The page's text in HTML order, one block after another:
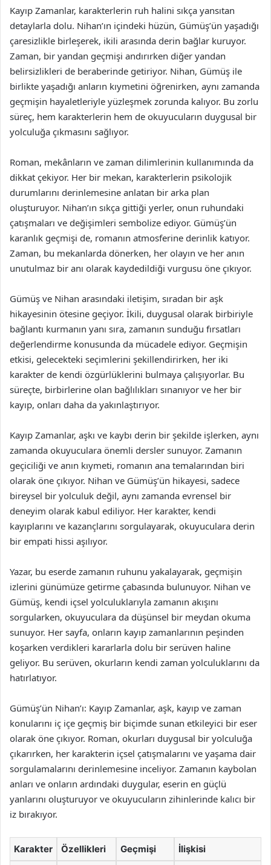
Kayıp Zamanlar, karakterlerin ruh halini sıkça yansıtan
detaylarla dolu. Nihan’ın içindeki hüzün, Gümüş’ün yaşadığı
çaresizlikle birleşerek, ikili arasında derin bağlar kuruyor.
Zaman, bir yandan geçmişi andırırken diğer yandan
belirsizlikleri de beraberinde getiriyor. Nihan, Gümüş ile
birlikte yaşadığı anların kıymetini öğrenirken, aynı zamanda
geçmişin hayaletleriyle yüzleşmek zorunda kalıyor. Bu zorlu
süreç, hem karakterlerin hem de okuyucuların duygusal bir
yolculuğa çıkmasını sağlıyor.
Roman, mekânların ve zaman dilimlerinin kullanımında da
dikkat çekiyor. Her bir mekan, karakterlerin psikolojik
durumlarını derinlemesine anlatan bir arka plan
oluşturuyor. Nihan’ın sıkça gittiği yerler, onun ruhundaki
çatışmaları ve değişimleri sembolize ediyor. Gümüş’ün
karanlık geçmişi de, romanın atmosferine derinlik katıyor.
Zaman, bu mekanlarda dönerken, her olayın ve her anın
unutulmaz bir anı olarak kaydedildiği vurgusu öne çıkıyor.
Gümüş ve Nihan arasındaki iletişim, sıradan bir aşk
hikayesinin ötesine geçiyor. İkili, duygusal olarak birbiriyle
bağlantı kurmanın yanı sıra, zamanın sunduğu fırsatları
değerlendirme konusunda da mücadele ediyor. Geçmişin
etkisi, gelecekteki seçimlerini şekillendirirken, her iki
karakter de kendi özgürlüklerini bulmaya çalışıyorlar. Bu
süreçte, birbirlerine olan bağlılıkları sınanıyor ve her bir
kayıp, onları daha da yakınlaştırıyor.
Kayıp Zamanlar, aşkı ve kaybı derin bir şekilde işlerken, aynı
zamanda okuyuculara önemli dersler sunuyor. Zamanın
geçiciliği ve anın kıymeti, romanın ana temalarından biri
olarak öne çıkıyor. Nihan ve Gümüş’ün hikayesi, sadece
bireysel bir yolculuk değil, aynı zamanda evrensel bir
deneyim olarak kabul ediliyor. Her karakter, kendi
kayıplarını ve kazançlarını sorgulayarak, okuyuculara derin
bir empati hissi aşılıyor.
Yazar, bu eserde zamanın ruhunu yakalayarak, geçmişin
izlerini günümüze getirme çabasında bulunuyor. Nihan ve
Gümüş, kendi içsel yolculuklarıyla zamanın akışını
sorgularken, okuyuculara da düşünsel bir meydan okuma
sunuyor. Her sayfa, onların kayıp zamanlarının peşinden
koşarken verdikleri kararlarla dolu bir serüven haline
geliyor. Bu serüven, okurların kendi zaman yolculuklarını da
hatırlatıyor.
Gümüş’ün Nihan’ı: Kayıp Zamanlar, aşk, kayıp ve zaman
konularını iç içe geçmiş bir biçimde sunan etkileyici bir eser
olarak öne çıkıyor. Roman, okurları duygusal bir yolculuğa
çıkarırken, her karakterin içsel çatışmalarını ve yaşama dair
sorgulamalarını derinlemesine inceliyor. Zamanın kaybolan
anları ve onların ardındaki duygular, eserin en güçlü
yanlarını oluşturuyor ve okuyucuların zihinlerinde kalıcı bir
iz bırakıyor.
Karakter Özellikleri Geçmişi İlişkisi